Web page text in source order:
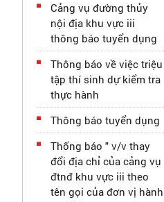
Cảng vụ đường thủy
nội địa khu vực iii
thông báo tuyển dụng
Thông báo về việc triệu
tập thí sinh dự kiểm tra
thực hành
Thông báo tuyển dụng
Thống báo " v/v thay
đổi địa chỉ của cảng vụ
đtnđ khu vực iii theo
tên gọi của đơn vị hành